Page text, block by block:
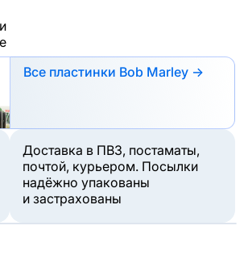
Все пластинки Bob Marley →
Доставка в ПВЗ, постаматы,
почтой, курьером. Посылки
надёжно упакованы
и застрахованы